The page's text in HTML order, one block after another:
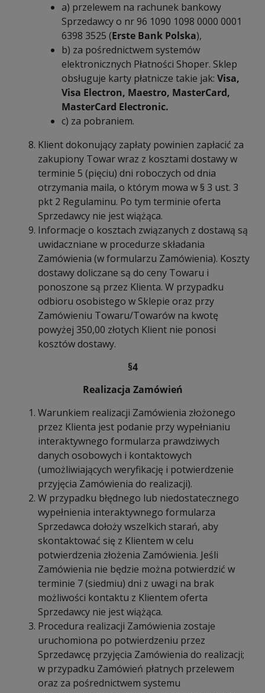
a) przelewem na rachunek bankowy
Sprzedawcy o nr 96 1090 1098 0000 0001
6398 3525 (Erste Bank Polska),
b) za pośrednictwem systemów
elektronicznych Płatności Shoper. Sklep
obsługuje karty płatnicze takie jak: Visa,
Visa Electron, Maestro, MasterCard,
MasterCard Electronic.
c) za pobraniem.
Klient dokonujący zapłaty powinien zapłacić za
zakupiony Towar wraz z kosztami dostawy w
terminie 5 (pięciu) dni roboczych od dnia
otrzymania maila, o którym mowa w § 3 ust. 3
pkt 2 Regulaminu. Po tym terminie oferta
Sprzedawcy nie jest wiążąca.
Informacje o kosztach związanych z dostawą są
uwidaczniane w procedurze składania
Zamówienia (w formularzu Zamówienia). Koszty
dostawy doliczane są do ceny Towaru i
ponoszone są przez Klienta. W przypadku
odbioru osobistego w Sklepie oraz przy
Zamówieniu Towaru/Towarów na kwotę
powyżej 350,00 złotych Klient nie ponosi
kosztów dostawy.
§4
Realizacja Zamówień
Warunkiem realizacji Zamówienia złożonego
przez Klienta jest podanie przy wypełnianiu
interaktywnego formularza prawdziwych
danych osobowych i kontaktowych
(umożliwiających weryfikację i potwierdzenie
przyjęcia Zamówienia do realizacji).
W przypadku błędnego lub niedostatecznego
wypełnienia interaktywnego formularza
Sprzedawca dołoży wszelkich starań, aby
skontaktować się z Klientem w celu
potwierdzenia złożenia Zamówienia. Jeśli
Zamówienia nie będzie można potwierdzić w
terminie 7 (siedmiu) dni z uwagi na brak
możliwości kontaktu z Klientem oferta
Sprzedawcy nie jest wiążąca.
Procedura realizacji Zamówienia zostaje
uruchomiona po potwierdzeniu przez
Sprzedawcę przyjęcia Zamówienia do realizacji;
w przypadku Zamówień płatnych przelewem
oraz za pośrednictwem systemu